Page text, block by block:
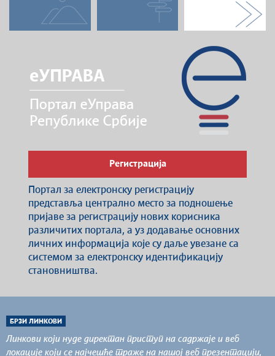
Регистрација
Портал за електронску регистрацију
представља централно место за подношење
пријаве за регистрацију нових корисника
различитих портала, а уз додавање основних
личних информација које су даље увезане са
системом за електронску идентификацију
становништва.
БРЗИ ЛИНКОВИ
Линкови који нуде директан приступ на садржаје и веб
локације који се најчешће траже на нашој веб презентацији,